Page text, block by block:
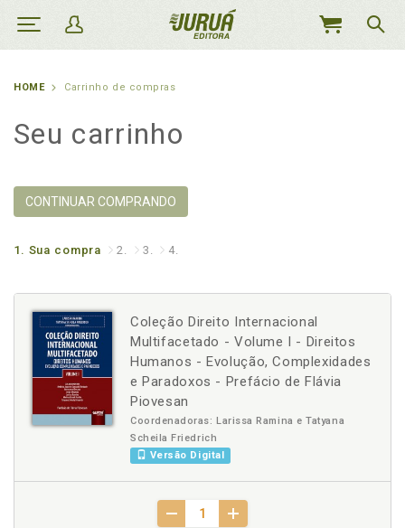
MEU
HOME Carrinho de compras
Seu carrinho
CONTINUAR COMPRANDO
1. Sua compra 2. 3. 4.
Coleção Direito Internacional
Multifacetado - Volume I - Direitos
Humanos - Evolução, Complexidades
e Paradoxos - Prefácio de Flávia
Piovesan
Coordenadoras: Larissa Ramina e Tatyana
Scheila Friedrich
Versão Digital